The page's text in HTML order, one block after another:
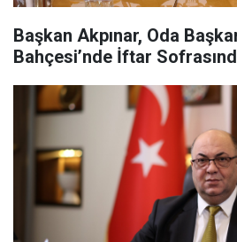
Başkan Akpınar, Oda
Bahçesi’nde İftar